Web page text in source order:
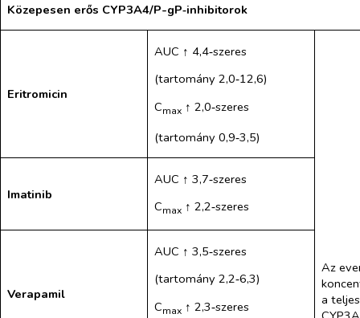
Közepesen erős CYP3A4/P-gP‑inhibitorok
Eritromicin
AUC ↑ 4,4‑szeres
(tartomány 2,0‑12,6)
Cmax↑ 2,0‑szeres
(tartomány 0,9‑3,5)
Az
a
Imatinib
AUC ↑ 3,7‑szeres
Cmax↑ 2,2‑szeres
Verapamil
AUC ↑ 3,5‑szeres
(tartomány 2,2‑6,3)
Cmax↑ 2,3‑szeres